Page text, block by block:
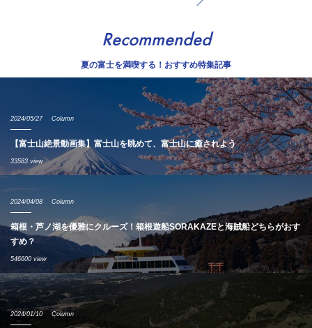
Recommended
夏の富士を満喫する！おすすめ特集記事
2024/05/27 Column
【富士山絶景動画集】富士山を眺めて、富士山に癒されよう
33583 view
2024/04/08 Column
箱根・芦ノ湖を優雅にクルーズ！箱根遊船SORAKAZEと海賊船どちらがおす
すめ？
546600 view
2024/01/10 Column